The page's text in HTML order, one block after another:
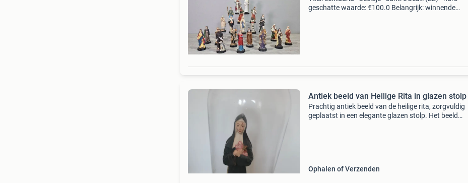
geschatte waarde: €100.0 Belangrijk: winnende
Antiek beeld van Heilige Rita in glazen stolp
Prachtig antiek beeld van de heilige rita, zorgvuldig
geplaatst in een elegante glazen stolp. Het beeld
Ophalen of Verzenden